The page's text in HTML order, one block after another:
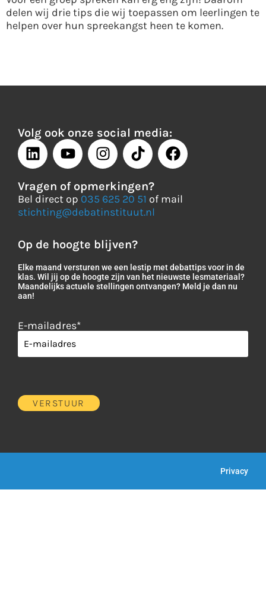
delen wij drie tips die wij toepassen om leerlingen te
helpen over hun spreekangst heen te komen.
Volg ook onze social media:
Vragen of opmerkingen?
Bel direct op 035 625 20 51 of mail
stichting@debatinstituut.nl
Op de hoogte blijven?
Elke maand versturen we een lestip met debattips voor in de
klas. Wil jij op de hoogte zijn van het nieuwste lesmateriaal?
Maandelijks actuele stellingen ontvangen? Meld je dan nu
aan!
E-mailadres*
Privacy